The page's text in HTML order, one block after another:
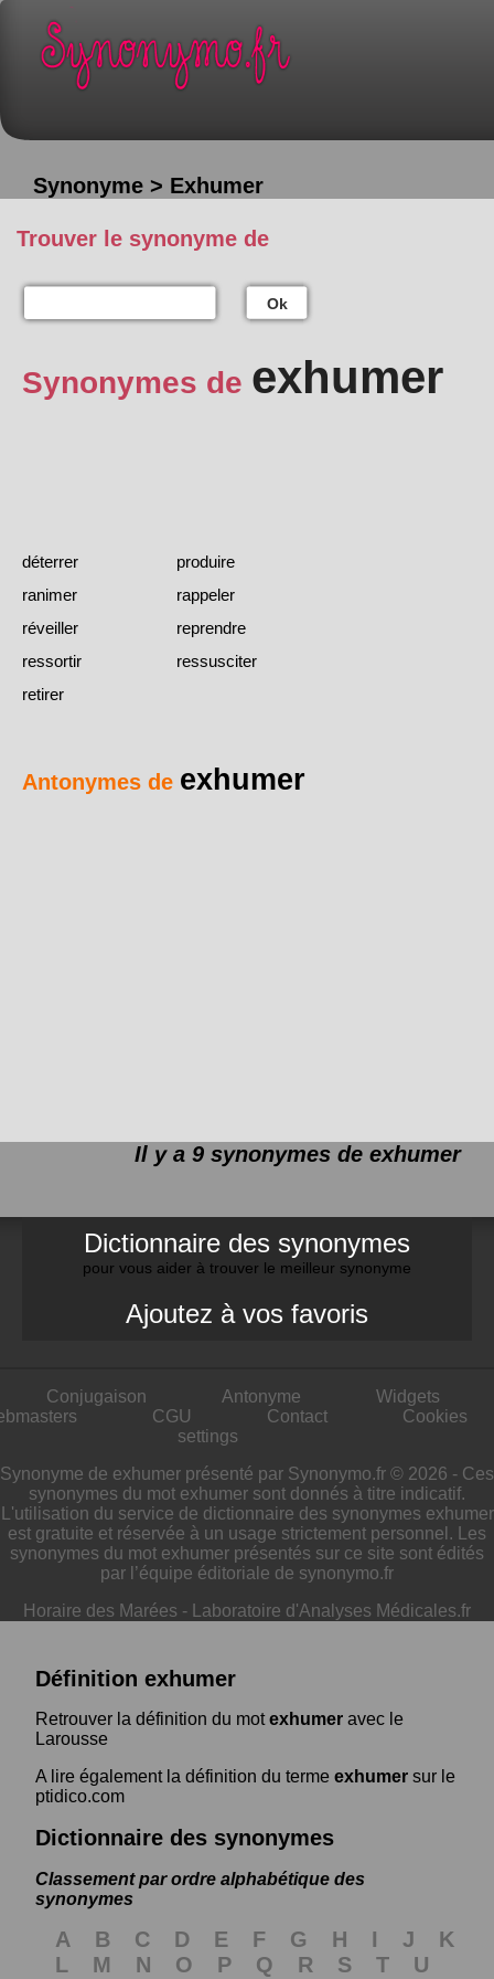
Synonyme > Exhumer
Trouver le synonyme de
Ok
Synonymes de exhumer
déterrer
produire
ranimer
rappeler
réveiller
reprendre
ressortir
ressusciter
retirer
Antonymes de exhumer
Il y a 9 synonymes de exhumer
Dictionnaire des synonymes
pour vous aider à trouver le meilleur synonyme
Ajoutez à vos favoris
Conjugaison Antonyme
Widgets
CGU Contact
Cookies
settings
Synonyme de exhumer présenté par Synonymo.fr © 2026 - Ces
synonymes du mot exhumer sont donnés à titre indicatif.
L'utilisation du service de dictionnaire des synonymes exhumer
est gratuite et réservée à un usage strictement personnel. Les
synonymes du mot exhumer présentés sur ce site sont édités
par l’équipe éditoriale de synonymo.fr
Horaire des Marées - Laboratoire d'Analyses Médicales.fr
Définition exhumer
Retrouver la définition du motexhumer avec le
Larousse
A lire également la définition du terme exhumer sur le
ptidico.com
Dictionnaire des synonymes
Classement par ordre alphabétique des
synonymes
A B C D E F G H I J
K
L
M N O P Q R S T
U